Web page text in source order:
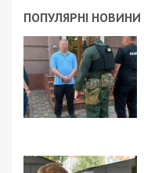
ПОПУЛЯРНІ НОВИНИ